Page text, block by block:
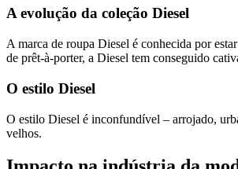
A evolução da coleção Diesel
A marca de roupa Diesel é conhecida por
de prêt-à-porter, a Diesel tem conseguido
O estilo Diesel
O estilo Diesel é inconfundível – arrojado,
velhos.